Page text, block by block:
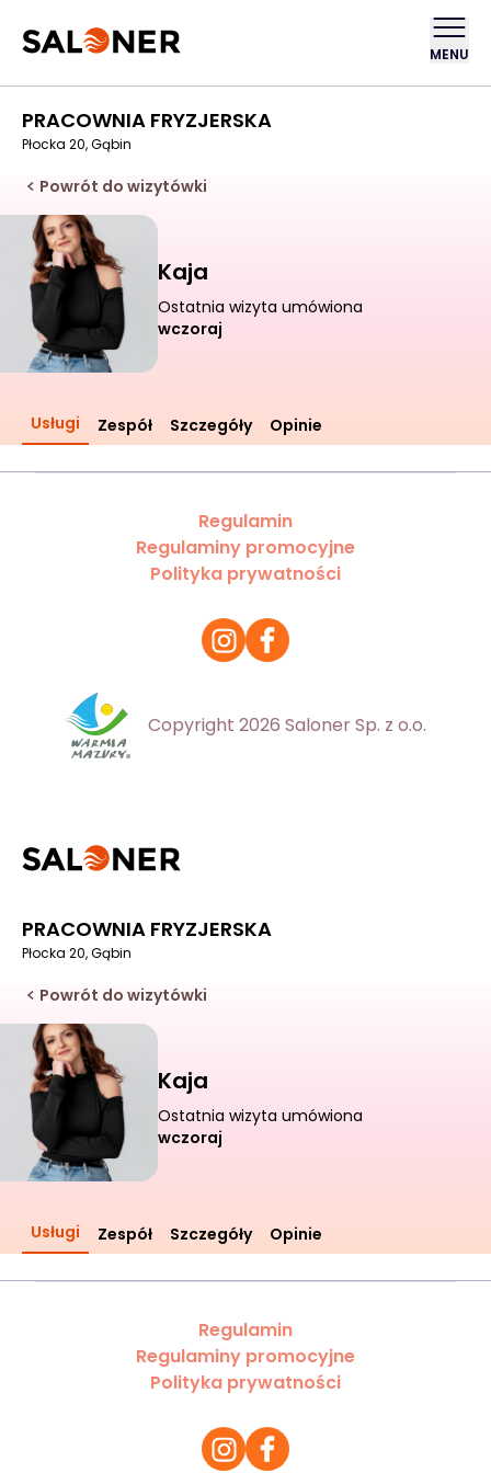
MENU
PRACOWNIA FRYZJERSKA
Płocka 20, Gąbin
Powrót do wizytówki
Kaja
Ostatnia wizyta umówiona
wczoraj
Usługi Zespół Szczegóły Opinie
Regulamin
Regulaminy promocyjne
Polityka prywatności
Copyright 2026 Saloner Sp. z o.o.
PRACOWNIA FRYZJERSKA
Płocka 20, Gąbin
Powrót do wizytówki
Kaja
Ostatnia wizyta umówiona
wczoraj
Usługi Zespół Szczegóły Opinie
Regulamin
Regulaminy promocyjne
Polityka prywatności